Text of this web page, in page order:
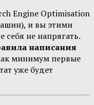
Engine Optimisation
и вы этими
не напрягать.
написания
минимум первые
уже будет